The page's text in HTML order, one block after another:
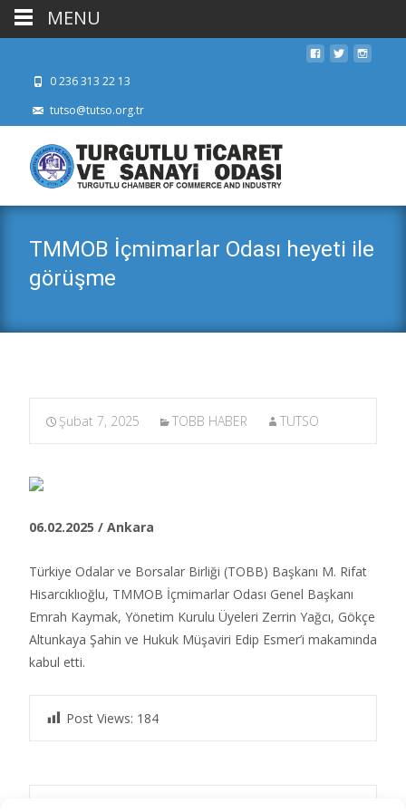
0 236 313 22 13
tutso@tutso.org.tr
TMMOB İçmimarlar Odası heyeti ile
görüşme
Şubat 7, 2025 TOBB HABER TUTSO
06.02.2025 / Ankara
Türkiye Odalar ve Borsalar Birliği (TOBB) Başkanı M. Rifat
Hisarcıklıoğlu, TMMOB İçmimarlar Odası Genel Başkanı
Emrah Kaymak, Yönetim Kurulu Üyeleri Zerrin Yağcı, Gökçe
Altunkaya Şahin ve Hukuk Müşaviri Edip Esmer’i makamında
kabul etti.​
Post Views: 184
MENU